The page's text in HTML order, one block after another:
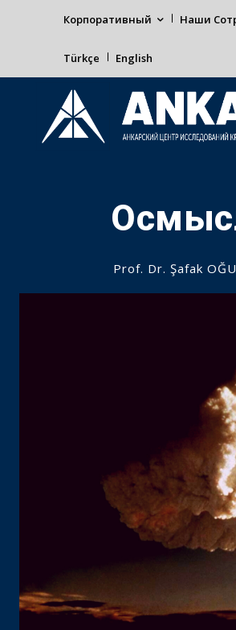
Корпоративный Наши
Türkçe English
Prof. Dr. Şafak